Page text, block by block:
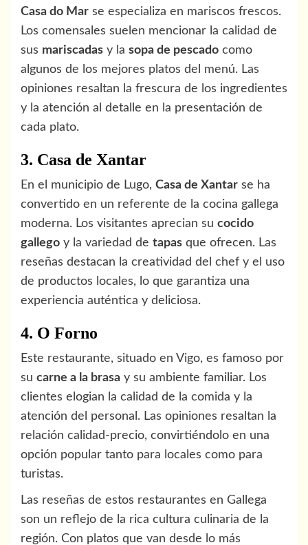
Casa do Mar se especializa en mariscos frescos.
Los comensales suelen mencionar la calidad de
sus mariscadas y la sopa de pescado como
algunos de los mejores platos del menú. Las
opiniones resaltan la frescura de los ingredientes
y la atención al detalle en la presentación de
cada plato.
3. Casa de Xantar
En el municipio de Lugo, Casa de Xantar se ha
convertido en un referente de la cocina gallega
moderna. Los visitantes aprecian su cocido
gallego y la variedad de tapas que ofrecen. Las
reseñas destacan la creatividad del chef y el uso
de productos locales, lo que garantiza una
experiencia auténtica y deliciosa.
4. O Forno
Este restaurante, situado en Vigo, es famoso por
su carne a la brasa y su ambiente familiar. Los
clientes elogian la calidad de la comida y la
atención del personal. Las opiniones resaltan la
relación calidad-precio, convirtiéndolo en una
opción popular tanto para locales como para
turistas.
Las reseñas de estos restaurantes en Gallega
son un reflejo de la rica cultura culinaria de la
región. Con platos que van desde lo más